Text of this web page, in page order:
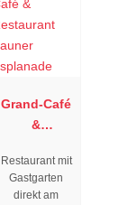
Grand-Café
&
Zauner
Esplanade
Restaurant mit
Gastgarten
direkt am